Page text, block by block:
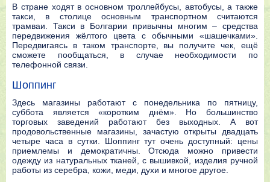
В стране ходят в основном троллейбусы, автобусы, а также
такси, в столице основным транспортном считаются
трамваи. Такси в Болгарии привычны многим – средства
передвижения жёлтого цвета с обычными «шашечками».
Передвигаясь в таком транспорте, вы получите чек, ещё
сможете пообщаться, в случае необходимости по
телефонной связи.
Шоппинг
Здесь магазины работают с понедельника по пятницу,
суббота является «коротким днём». Но большинство
торговых заведений работают без выходных. А вот
продовольственные магазины, зачастую открыты двадцать
четыре часа в сутки. Шоппинг тут очень доступный: цены
приемлемы и демократичны. Отсюда можно привести
одежду из натуральных тканей, с вышивкой, изделия ручной
работы из серебра, кожи, меди, духи и многое другое.